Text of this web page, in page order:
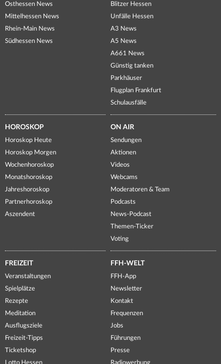
Osthessen News
Mittelhessen News
Rhein-Main News
Südhessen News
Blitzer Hessen
Unfälle Hessen
A3 News
A5 News
A661 News
Günstig tanken
Parkhäuser
Flugplan Frankfurt
Schulausfälle
HOROSKOP
Horoskop Heute
Horoskop Morgen
Wochenhoroskop
Monatshoroskop
Jahreshoroskop
Partnerhoroskop
Aszendent
ON AIR
Sendungen
Aktionen
Videos
Webcams
Moderatoren & Team
Podcasts
News-Podcast
Themen-Ticker
Voting
FREIZEIT
Veranstaltungen
Spielplätze
Rezepte
Meditation
Ausflugsziele
Freizeit-Tipps
Ticketshop
Lotto Hessen
FFH-WELT
FFH-App
Newsletter
Kontakt
Frequenzen
Jobs
Führungen
Presse
Radiowerbung